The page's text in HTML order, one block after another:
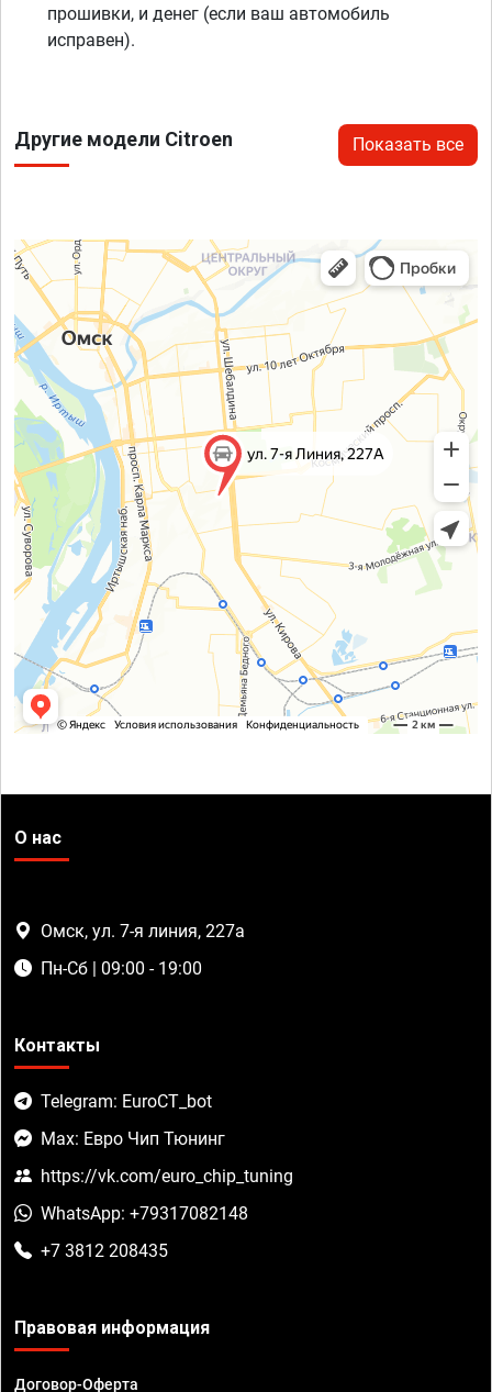
прошивки, и денег (если ваш автомобиль
исправен).
Другие модели Citroen Показать все
О нас
Омск, ул. 7-я линия, 227а
Пн-Сб | 09:00 - 19:00
Контакты
Telegram: EuroCT_bot
Max: Евро Чип Тюнинг
https://vk.com/euro_chip_tuning
WhatsApp: +79317082148
+7 3812 208435
Правовая информация
Договор-Оферта